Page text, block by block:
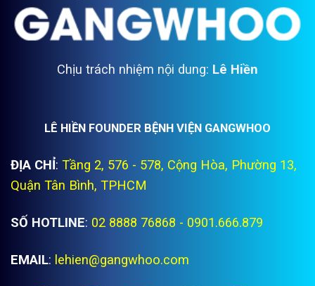
Chịu trách nhiệm nội dung: Lê Hiền
LÊ HIỀN FOUNDER BỆNH VIỆN GANGWHOO
ĐỊA CHỈ: Tầng 2, 576 - 578, Cộng Hòa, Phường 13,
Quận Tân Bình, TPHCM
SỐ HOTLINE: 02 8888 76868 - 0901.666.879
EMAIL: lehien@gangwhoo.com